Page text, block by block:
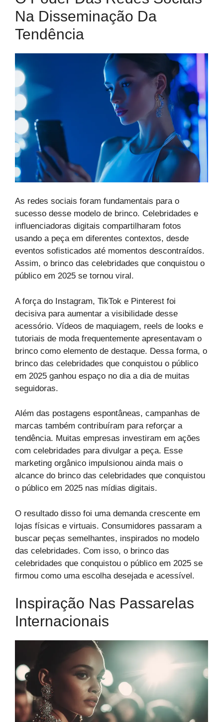
Na Disseminação Da
Tendência
As redes sociais foram fundamentais para o
sucesso desse modelo de brinco. Celebridades e
influenciadoras digitais compartilharam fotos
usando a peça em diferentes contextos, desde
eventos sofisticados até momentos descontraídos.
Assim, o brinco das celebridades que conquistou o
público em 2025 se tornou viral.
A força do Instagram, TikTok e Pinterest foi
decisiva para aumentar a visibilidade desse
acessório. Vídeos de maquiagem, reels de looks e
tutoriais de moda frequentemente apresentavam o
brinco como elemento de destaque. Dessa forma, o
brinco das celebridades que conquistou o público
em 2025 ganhou espaço no dia a dia de muitas
seguidoras.
Além das postagens espontâneas, campanhas de
marcas também contribuíram para reforçar a
tendência. Muitas empresas investiram em ações
com celebridades para divulgar a peça. Esse
marketing orgânico impulsionou ainda mais o
alcance do brinco das celebridades que conquistou
o público em 2025 nas mídias digitais.
O resultado disso foi uma demanda crescente em
lojas físicas e virtuais. Consumidores passaram a
buscar peças semelhantes, inspirados no modelo
das celebridades. Com isso, o brinco das
celebridades que conquistou o público em 2025 se
firmou como uma escolha desejada e acessível.
Inspiração Nas Passarelas
Internacionais